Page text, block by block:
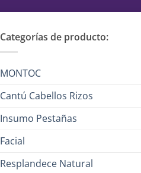
Categorías de producto:
MONTOC
Cantú Cabellos Rizos
Insumo Pestañas
Facial
Resplandece Natural